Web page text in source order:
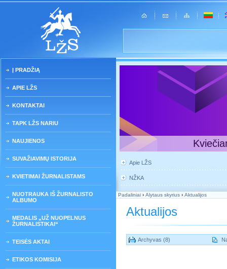
Į PRADŽIĄ
APIE LŽS
KONTAKTAI
TAPK LŽS NARIU
NAUJIENOS
SUVAŽIAVIMŲ ISTORIJA
KVIETIMAI ŽURNALISTAMS
NUOTRAUKA IŠ ŽURNALISTO
ALBUMO
MEDALIS „UŽ NUOPELNUS
ŽURNALISTIKAI“
TEISĖS AKTAI
ETIKOS KOMISIJA
Apie LŽS
NŽKA
Padaliniai › Alytaus skyrius › Aktualijos
Aktualijos
Archyvas (8)